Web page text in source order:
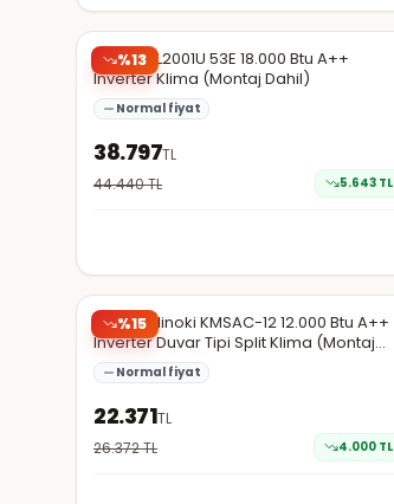
%13
Hepsiburada
Bosch CL2001U 53E 18.000 Btu A++
Inverter Klima (Montaj Dahil)
Normal fiyat
38.797TL
44.440TL 5.643 TL
%15
Hepsiburada
Kumtel Hinoki KMSAC-12 12.000 Btu A++
Inverter Duvar Tipi Split Klima (Montaj
Dahil)Normal fiyat
22.371TL
26.372TL 4.000 TL